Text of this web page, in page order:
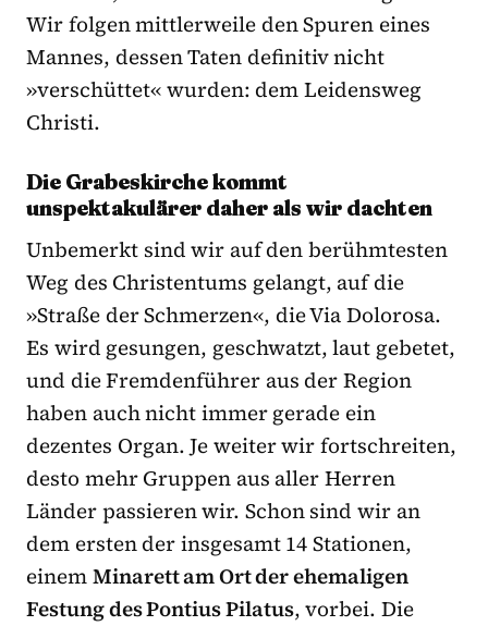
Wir folgen mittlerweile den Spuren eines
Mannes, dessen Taten definitiv nicht
»verschüttet« wurden: dem Leidensweg
Christi.
Die Grabeskirche kommt
unspektakulärer daher als wir dachten
Unbemerkt sind wir auf den berühmtesten
Weg des Christentums gelangt, auf die
»Straße der Schmerzen«, die Via Dolorosa.
Es wird gesungen, geschwatzt, laut gebetet,
und die Fremdenführer aus der Region
haben auch nicht immer gerade ein
dezentes Organ. Je weiter wir fortschreiten,
desto mehr Gruppen aus aller Herren
Länder passieren wir. Schon sind wir an
dem ersten der insgesamt 14 Stationen,
einemMinarett am Ort der ehemaligen
Festung des Pontius Pilatus, vorbei. Die